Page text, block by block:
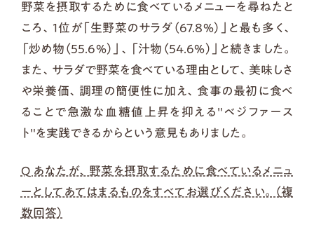
野菜を摂取するために食べているメニューを尋ねたと
ころ、1位が「生野菜のサラダ（67.8％）」と最も多く、
「炒め物（55.6％）」、「汁物（54.6％）」と続きました。
また、サラダで野菜を食べている理由として、美味しさ
や栄養価、調理の簡便性に加え、食事の最初に食べ
ることで急激な血糖値上昇を抑える"ベジファース
ト"を実践できるからという意見もありました。
Q あなたが、野菜を摂取するために食べているメニュ
ーとしてあてはまるものをすべてお選びください。（複
数回答）